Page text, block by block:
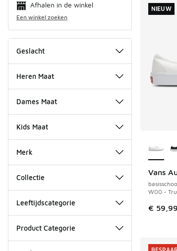
Afhalen in de winkel
Een winkel zoeken
Geslacht
Heren Maat
Dames Maat
Kids Maat
Merk
Collectie
Leeftijdscategorie
Product Categorie
Vans
W00 -
€ 59,99
NIEUW
NIEUW